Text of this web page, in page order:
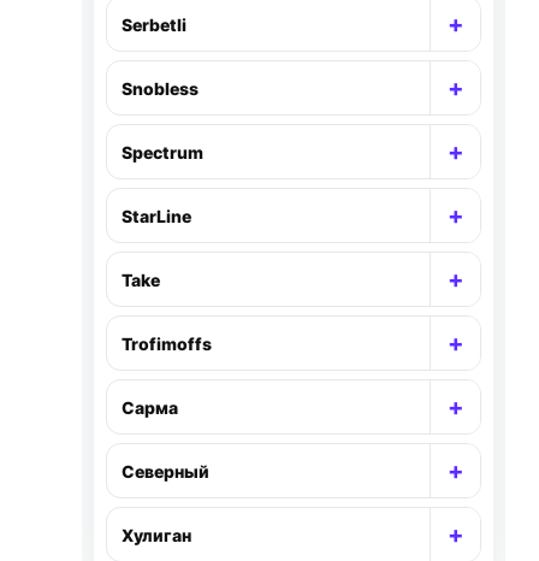
Serbetli +
Snobless +
Spectrum +
StarLine +
Take +
Trofimoffs +
Сарма +
Северный +
Хулиган +